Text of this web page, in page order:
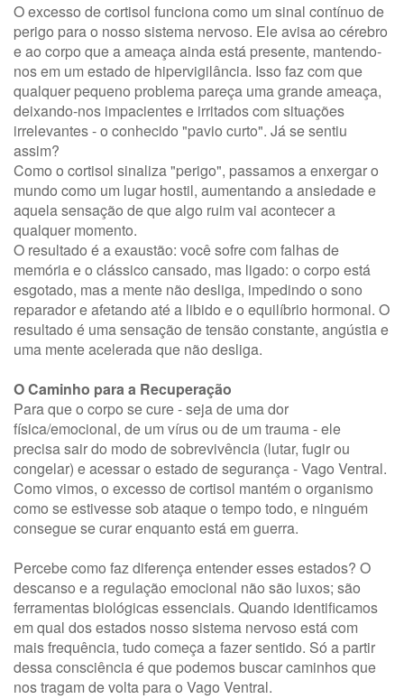
O excesso de cortisol funciona como um sinal contínuo de
perigo para o nosso sistema nervoso. Ele avisa ao cérebro
e ao corpo que a ameaça ainda está presente, mantendo-
nos em um estado de hipervigilância. Isso faz com que
qualquer pequeno problema pareça uma grande ameaça,
deixando-nos impacientes e irritados com situações
irrelevantes - o conhecido "pavio curto". Já se sentiu
assim?
Como o cortisol sinaliza "perigo", passamos a enxergar o
mundo como um lugar hostil, aumentando a ansiedade e
aquela sensação de que algo ruim vai acontecer a
qualquer momento.
O resultado é a exaustão: você sofre com falhas de
memória e o clássico cansado, mas ligado: o corpo está
esgotado, mas a mente não desliga, impedindo o sono
reparador e afetando até a libido e o equilíbrio hormonal. O
resultado é uma sensação de tensão constante, angústia e
uma mente acelerada que não desliga.
O Caminho para a Recuperação
Para que o corpo se cure - seja de uma dor
física/emocional, de um vírus ou de um trauma - ele
precisa sair do modo de sobrevivência (lutar, fugir ou
congelar) e acessar o estado de segurança - Vago Ventral.
Como vimos, o excesso de cortisol mantém o organismo
como se estivesse sob ataque o tempo todo, e ninguém
consegue se curar enquanto está em guerra.
Percebe como faz diferença entender esses estados? O
descanso e a regulação emocional não são luxos; são
ferramentas biológicas essenciais. Quando identificamos
em qual dos estados nosso sistema nervoso está com
mais frequência, tudo começa a fazer sentido. Só a partir
dessa consciência é que podemos buscar caminhos que
nos tragam de volta para o Vago Ventral.